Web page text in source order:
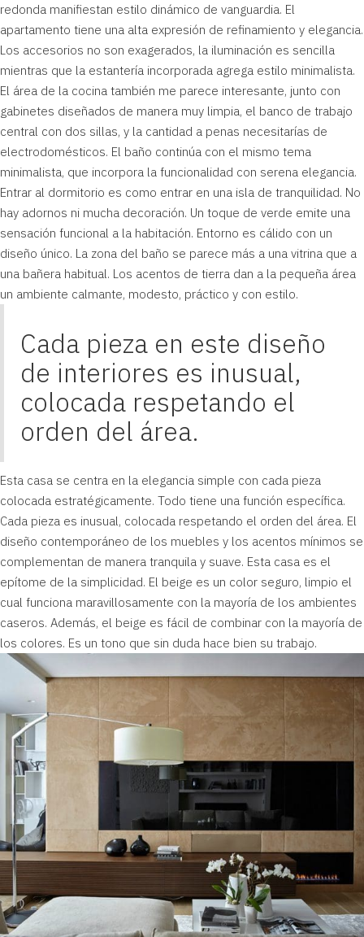
redonda manifiestan estilo dinámico de vanguardia. El
apartamento tiene una alta expresión de refinamiento y elegancia.
Los accesorios no son exagerados, la iluminación es sencilla
mientras que la estantería incorporada agrega estilo minimalista.
El área de la cocina también me parece interesante, junto con
gabinetes diseñados de manera muy limpia, el banco de trabajo
central con dos sillas, y la cantidad a penas necesitarías de
electrodomésticos. El baño continúa con el mismo tema
minimalista, que incorpora la funcionalidad con serena elegancia.
Entrar al dormitorio es como entrar en una isla de tranquilidad. No
hay adornos ni mucha decoración. Un toque de verde emite una
sensación funcional a la habitación. Entorno es cálido con un
diseño único. La zona del baño se parece más a una vitrina que a
una bañera habitual. Los acentos de tierra dan a la pequeña área
un ambiente calmante, modesto, práctico y con estilo.
Cada pieza en este diseño
de interiores es inusual,
colocada respetando el
orden del área.
Esta casa se centra en la elegancia simple con cada pieza
colocada estratégicamente. Todo tiene una función específica.
Cada pieza es inusual, colocada respetando el orden del área. El
diseño contemporáneo de los muebles y los acentos mínimos se
complementan de manera tranquila y suave. Esta casa es el
epítome de la simplicidad. El beige es un color seguro, limpio el
cual funciona maravillosamente con la mayoría de los ambientes
caseros. Además, el beige es fácil de combinar con la mayoría de
los colores. Es un tono que sin duda hace bien su trabajo.